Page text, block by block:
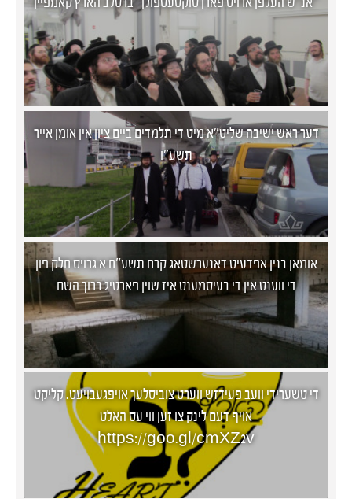
דער ראש ישיבה שליט"א מיט די תלמדים ביים ציון אין אומן אייר
תשע"ו
​אומאן בנין אפדעיט דאנערשטאג קרח תשע"ח​ א גרויס חלק פון
די ווענט אין די בעיסמענט איז שוין פארטיג ברוך השם
די טשערידי וועב פעידזש ווערט צוביסלעך אויפגעבויעט. קליקט
אויף דעם לינק צו זען ווי עס האלט
https://goo.gl/cmXZ2v